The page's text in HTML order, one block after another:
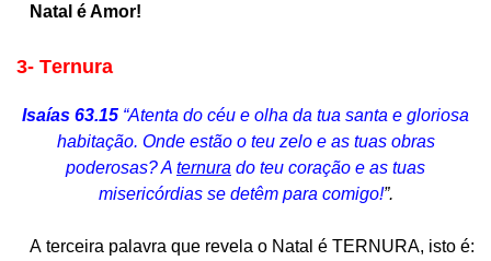
Natal é Amor!
3- Ternura
Isaías 63.15 “Atenta do céu e olha da tua santa e gloriosa
habitação. Onde estão o teu zelo e as tuas obras
poderosas? A ternura do teu coração e as tuas
misericórdias se detêm para comigo!”.
A terceira palavra que revela o Natal é TERNURA, isto é: